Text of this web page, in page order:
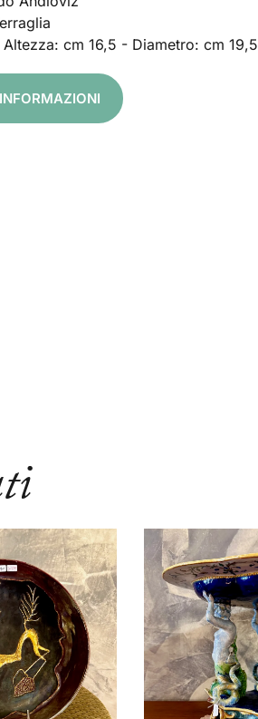
Altezza: cm 16,5 - Diametro: cm 19,5